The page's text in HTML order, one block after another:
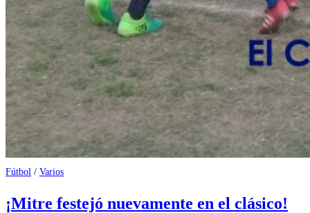
Fútbol / Varios
¡Mitre festejó nuevamente en el clásico!